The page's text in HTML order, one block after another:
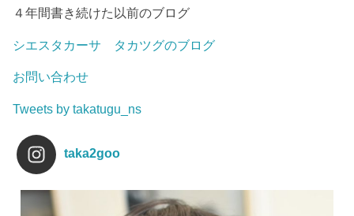
４年間書き続けた以前のブログ
シエスタカーサ タカツグのブログ
お問い合わせ
Tweets by takatugu_ns
taka2goo